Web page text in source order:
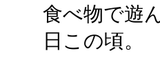
食べ物で遊
日この頃。